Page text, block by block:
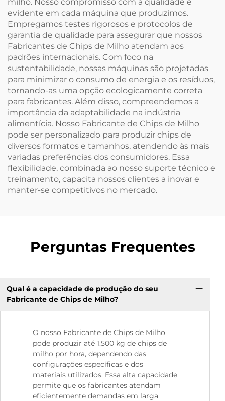
evidente em cada máquina que produzimos.
Empregamos testes rigorosos e protocolos de
garantia de qualidade para assegurar que nossos
Fabricantes de Chips de Milho atendam aos
padrões internacionais. Com foco na
sustentabilidade, nossas máquinas são projetadas
para minimizar o consumo de energia e os resíduos,
tornando-as uma opção ecologicamente correta
para fabricantes. Além disso, compreendemos a
importância da adaptabilidade na indústria
alimentícia. Nosso Fabricante de Chips de Milho
pode ser personalizado para produzir chips de
diversos formatos e tamanhos, atendendo às mais
variadas preferências dos consumidores. Essa
flexibilidade, combinada ao nosso suporte técnico e
treinamento, capacita nossos clientes a inovar e
manter-se competitivos no mercado.
Perguntas Frequentes
Qual é a capacidade de produção do seu
Fabricante de Chips de Milho?
O nosso Fabricante de Chips de Milho
pode produzir até 1.500 kg de chips de
milho por hora, dependendo das
configurações específicas e dos
materiais utilizados. Essa alta capacidade
permite que os fabricantes atendam
eficientemente demandas em larga